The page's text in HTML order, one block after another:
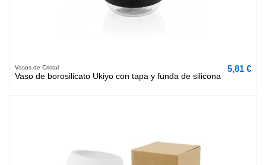
Vasos de Cristal
Vaso de borosilicato Ukiyo con tapa y funda de silicona
5,81 €